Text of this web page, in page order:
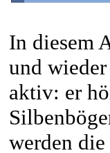
In diesem
und
aktiv: er
werden